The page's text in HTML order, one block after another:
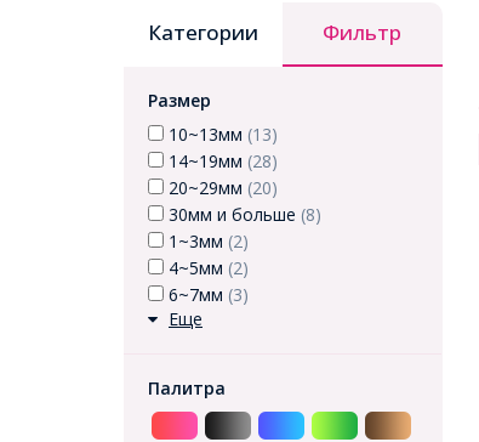
Категории Фильтр
Размер
10~13мм (13)
14~19мм (28)
20~29мм (20)
30мм и больше (8)
1~3мм (2)
4~5мм (2)
6~7мм (3)
Еще
Палитра